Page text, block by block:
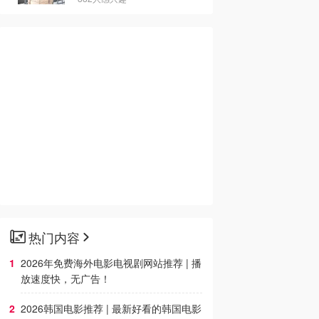
热门内容
2026年免费海外电影电视剧网站推荐 | 播
放速度快，无广告！
2026韩国电影推荐 | 最新好看的韩国电影